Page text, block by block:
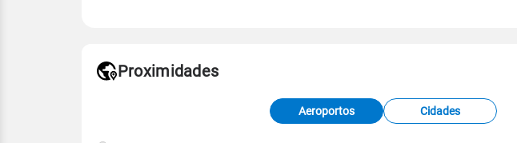
de Tempo e Estudos Climáticos (CPTEC).
Proximidades
Aeroportos Cidades